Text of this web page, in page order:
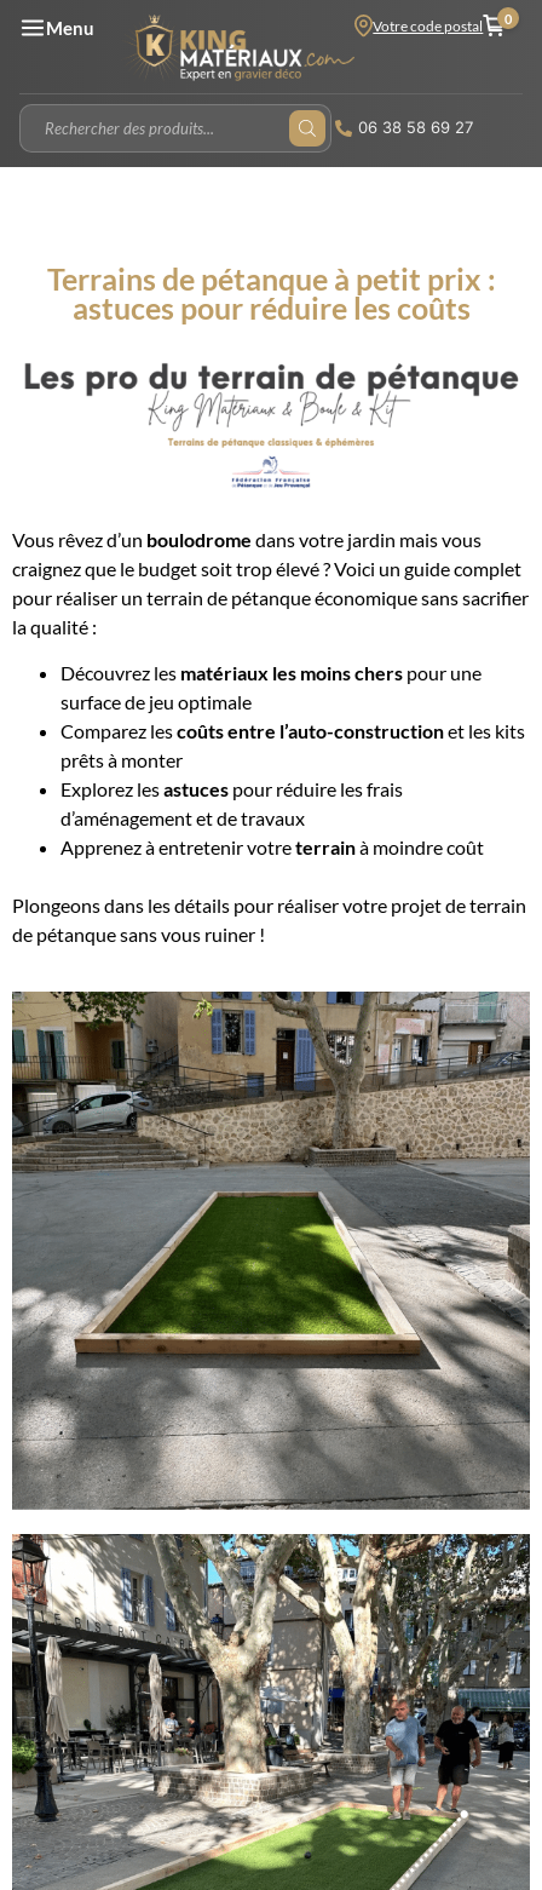
Menu Votre code postal 0
06 38 58 69 27
Terrains de pétanque à petit prix :
astuces pour réduire les coûts
Vous rêvez d’un boulodrome dans votre jardin mais vous
craignez que le budget soit trop élevé ? Voici un guide complet
pour réaliser un terrain de pétanque économique sans sacrifier
la qualité :
Découvrez les matériaux les moins chers pour une
surface de jeu optimale
Comparez lescoûts entre l’auto-constructionet les kits
prêts à monter
Explorez lesastuces pour réduire les frais
d’aménagement et de travaux
Apprenez à entretenir votreterrainà moindre coût
Plongeons dans les détails pour réaliser votre projet de terrain
de pétanque sans vous ruiner !